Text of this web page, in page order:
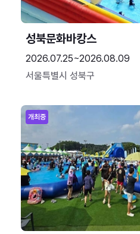
성북문화바캉스
2026.07.25~2026.08.09
서울특별시 성북구
개최중